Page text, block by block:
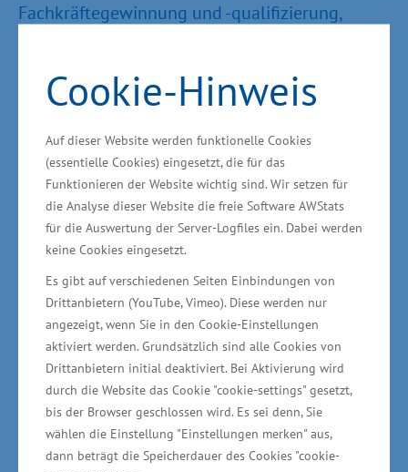
Cookie-Hinweis
Auf dieser Website werden funktionelle Cookies
(essentielle Cookies) eingesetzt, die für das
Funktionieren der Website wichtig sind. Wir setzen für
die Analyse dieser Website die freie Software AWStats
für die Auswertung der Server-Logfiles ein. Dabei werden
keine Cookies eingesetzt.
Es gibt auf verschiedenen Seiten Einbindungen von
Drittanbietern (YouTube, Vimeo). Diese werden nur
angezeigt, wenn Sie in den Cookie-Einstellungen
aktiviert werden. Grundsätzlich sind alle Cookies von
Drittanbietern initial deaktiviert. Bei Aktivierung wird
durch die Website das Cookie "cookie-settings" gesetzt,
bis der Browser geschlossen wird. Es sei denn, Sie
wählen die Einstellung "Einstellungen merken" aus,
dann beträgt die Speicherdauer des Cookies "cookie-
Fachkräftegewinnung und -qualifizierung,
Einsatz von Technologien und Innovationen
Schonung von Umwelt und Energien
aufgelistet. Außerdem werden Programme für
die Bereiche Landwirtschaft, Fischerei,
Aquakultur, Städtebau und
Wohnraummodernisierung sowie zum
Denkmalschutz kulturhistorischer Bausubstanz
vorgestellt.
Herausforderungen sind
Fachkräftegewinnung,
Unternehmensnachfolge -